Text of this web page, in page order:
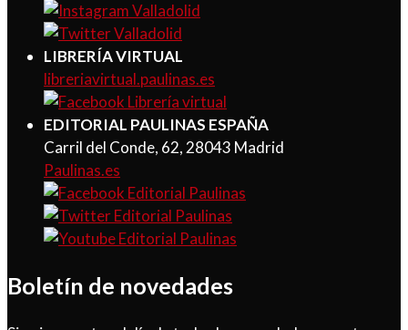
LIBRERÍA VIRTUAL
libreriavirtual.paulinas.es
EDITORIAL PAULINAS ESPAÑA
Carril del Conde, 62, 28043 Madrid
Paulinas.es
Boletín de novedades